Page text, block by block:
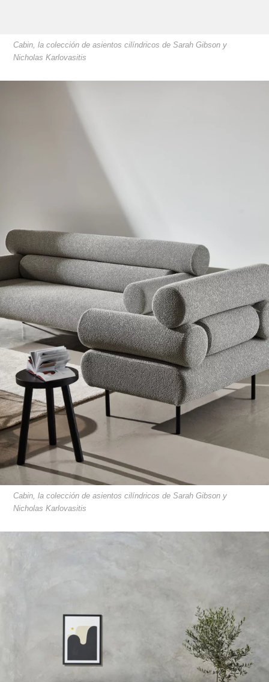
Cabin, la colección de asientos cilíndricos de Sarah Gibson y
Nicholas Karlovasitis
Cabin, la colección de asientos cilíndricos de Sarah Gibson y
Nicholas Karlovasitis